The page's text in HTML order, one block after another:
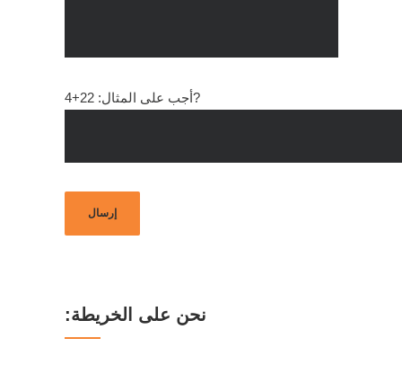
أجب على المثال:22+4?
نحن على الخريطة: